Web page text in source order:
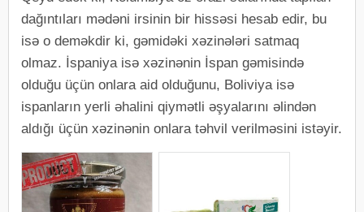
dağıntıları mədəni irsinin bir hissəsi hesab edir, bu
isə o deməkdir ki, gəmidəki xəzinələri satmaq
olmaz. İspaniya isə xəzinənin İspan gəmisində
olduğu üçün onlara aid olduğunu, Boliviya isə
ispanların yerli əhalini qiymətli əşyalarını əlindən
aldığı üçün xəzinənin onlara təhvil verilməsini istəyir.